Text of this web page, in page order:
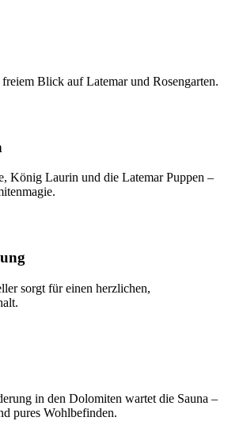
Blick auf Latemar und Rosengarten.
König Laurin und die Latemar Puppen –
sorgt für einen herzlichen,
in den Dolomiten wartet die Sauna –
pures Wohlbefinden.